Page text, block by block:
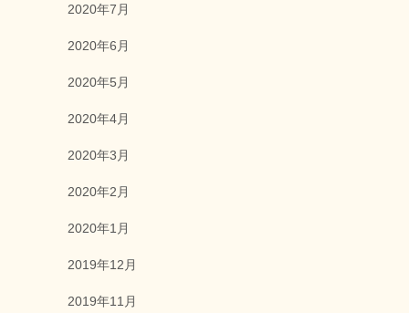
2020年7月
2020年6月
2020年5月
2020年4月
2020年3月
2020年2月
2020年1月
2019年12月
2019年11月